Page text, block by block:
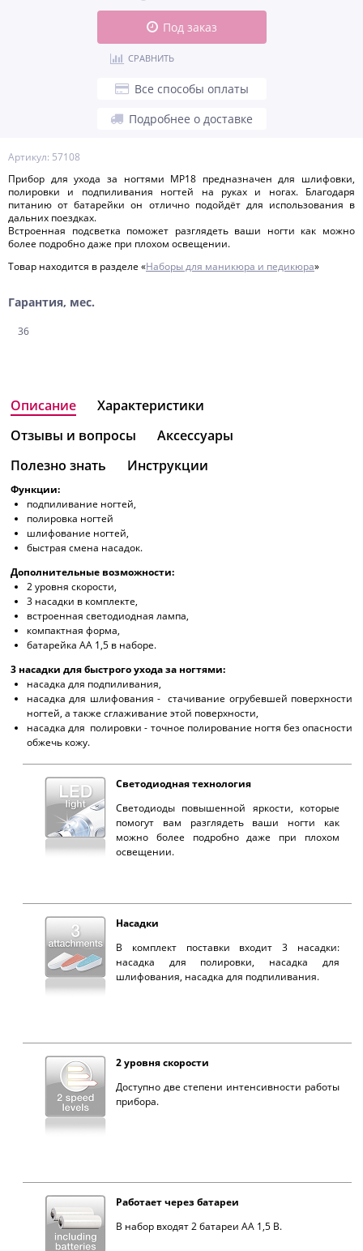
Артикул: 57108
Прибор для ухода за ногтями MP18 предназначен для шлифовки,
полировки и подпиливания ногтей на руках и ногах. Благодаря
питанию от батарейки он отлично подойдёт для использования в
дальних поездках.
Встроенная подсветка поможет разглядеть ваши ногти как можно
более подробно даже при плохом освещении.
Товар находится в разделе «Наборы для маникюра и педикюра»
Гарантия, мес.
36
Под заказ
СРАВНИТЬ
Все способы оплаты
Подробнее о доставке
Описание
Характеристики
Отзывы и вопросы
Аксессуары
Полезно знать
Инструкции
Функции:
подпиливание ногтей,
полировка ногтей
шлифование ногтей,
быстрая смена насадок.
Дополнительные возможности:
2 уровня скорости,
3 насадки в комплекте,
встроенная светодиодная лампа,
компактная форма,
батарейка АА 1,5 в наборе.
3 насадки для быстрого ухода за ногтями:
насадка для подпиливания,
насадка для шлифования - стачивание огрубевшей поверхности
ногтей, а также сглаживание этой поверхности,
насадка для полировки - точное полирование ногтя без опасности
обжечь кожу.
Светодиодная технология
Светодиоды повышенной яркости, которые
помогут вам разглядеть ваши ногти как
можно более подробно даже при плохом
освещении.
Насадки
В комплект поставки входит 3 насадки:
насадка для полировки, насадка для
шлифования, насадка для подпиливания.
2 уровня скорости
Доступно две степени интенсивности работы
прибора.
Работает через батареи
В набор входят 2 батареи AA 1,5 В.